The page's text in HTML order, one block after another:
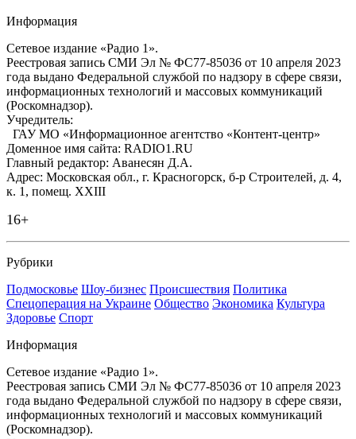
Информация
Сетевое издание «Радио 1».
Реестровая запись СМИ Эл № ФС77-85036 от 10 апреля 2023
года выдано Федеральной службой по надзору в сфере связи,
информационных технологий и массовых коммуникаций
(Роскомнадзор).
Учредитель:
ГАУ МО «Информационное агентство «Контент-центр»
Доменное имя сайта: RADIO1.RU
Главный редактор: Аванесян Д.А.
Адрес: Московская обл., г. Красногорск, б-р Строителей, д. 4,
к. 1, помещ. XXIII
16+
Рубрики
Подмосковье Шоу-бизнес Происшествия Политика
Спецоперация на Украине Общество Экономика Культура
Здоровье Спорт
Информация
Сетевое издание «Радио 1».
Реестровая запись СМИ Эл № ФС77-85036 от 10 апреля 2023
года выдано Федеральной службой по надзору в сфере связи,
информационных технологий и массовых коммуникаций
(Роскомнадзор).